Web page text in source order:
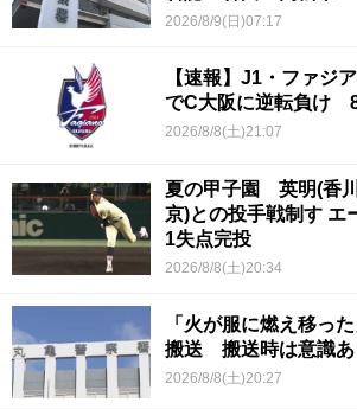
2026/8/9(日)07:17
【速報】J1・ファジ
でC大阪に逆転負け
2026/8/8(土)21:07
夏の甲子園 英明(香
京)との投手戦制す エ
1失点完投
2026/8/8(土)20:34
「火が服に燃え移っ
搬送 搬送時は意識
2026/8/8(土)20:27